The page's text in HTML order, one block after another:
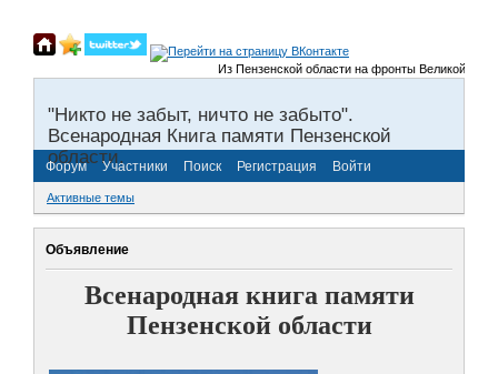
Из Пензенской области на фронты Великой
"Никто не забыт, ничто не забыто".
Всенародная Книга памяти Пензенской
области.
Форум Участники Поиск Регистрация Войти
Активные темы
Объявление
Всенародная книга памяти
Пензенской области